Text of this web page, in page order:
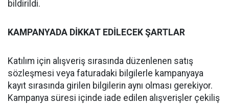
bildirildi.
KAMPANYADA DİKKAT EDİLECEK ŞARTLAR
Katılım için alışveriş sırasında düzenlenen satış
sözleşmesi veya faturadaki bilgilerle kampanyaya
kayıt sırasında girilen bilgilerin aynı olması gerekiyor.
Kampanya süresi içinde iade edilen alışverişler çekiliş